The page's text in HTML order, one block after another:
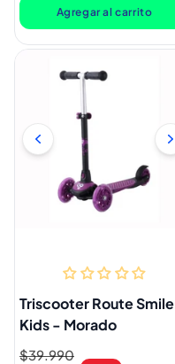
Agregar al carrito
Triscooter Route Smile
Kids - Morado
Precio
$39.990
Precio